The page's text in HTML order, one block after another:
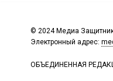
© 2024 Медиа
Электронный адрес:
ОБЪЕДИНЕННАЯ